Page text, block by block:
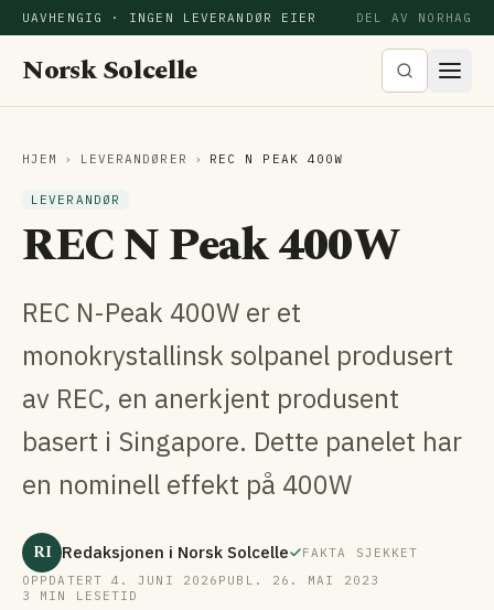
UAVHENGIG · INGEN LEVERANDØR EIER DEL AV NORHAG
Norsk Solcelle
HJEM › LEVERANDØRER › REC N PEAK 400W
LEVERANDØR
REC N Peak 400W
REC N-Peak 400W er et
monokrystallinsk solpanel produsert
av REC, en anerkjent produsent
basert i Singapore. Dette panelet har
en nominell effekt på 400W
RI Redaksjonen i Norsk Solcelle
FAKTA SJEKKET
OPPDATERT 4. JUNI 2026 PUBL. 26. MAI 2023
3 MIN LESETID